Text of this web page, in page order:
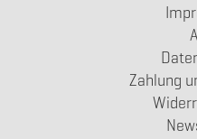
Zahlung